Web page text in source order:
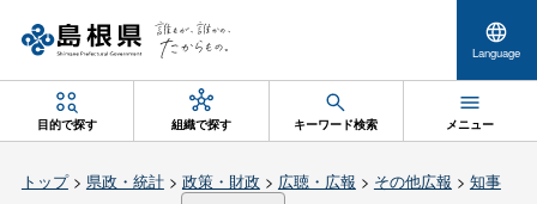
Language
目的で探す 組織で探す キーワード検索 メニュー
トップ> 県政・統計> 政策・財政 > 広聴・広報 > その他広報 > 知事